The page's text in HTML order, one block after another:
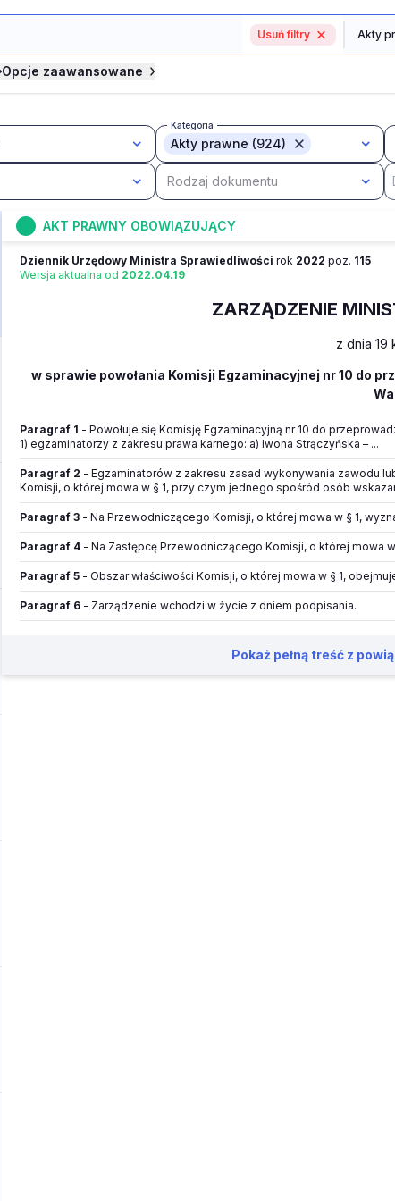
Usuń filtry
Opcje zaawansowane
Kategoria
Akty prawne (924)
Rodzaj dokumentu
AKT PRAWNY OBOWIĄZUJĄCY
Dziennik Urzędowy Ministra Sprawiedliwości rok 2022 poz. 115
Wersja aktualna od 2022.04.19
ZARZĄDZENIE
z dnia 19
w sprawie powołania Komisji Egzaminacyjnej nr 10 do
Paragraf 1 - Powołuje się Komisję Egzaminacyjną nr 10 do
1) egzaminatorzy z zakresu prawa karnego: a) Iwona Strączyńska – ...
Paragraf 2 - Egzaminatorów z zakresu zasad wykonywania zawodu
Komisji, o której mowa w § 1, przy czym jednego spośród osób
Paragraf 3 - Na Przewodniczącego Komisji, o której mowa w § 1,
Paragraf 4 - Na Zastępcę Przewodniczącego Komisji, o której mowa
Paragraf 5 - Obszar właściwości Komisji, o której mowa w § 1,
Paragraf 6 - Zarządzenie wchodzi w życie z dniem podpisania.
Pokaż pełną treść z